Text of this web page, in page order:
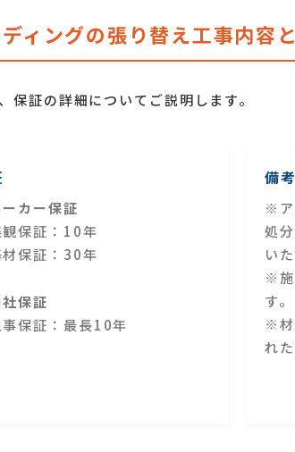
ィングの張り替え工事内容
証の詳細についてご説明します。
カー保証
保証：10年
保証：30年
保証
保証：最長10年
備考
※ア
処
い
※施
す。
※材
れ